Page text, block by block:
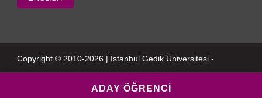
Copyright © 2010-2026 | İstanbul Gedik Üniversitesi -
ADAY ÖĞRENCİ